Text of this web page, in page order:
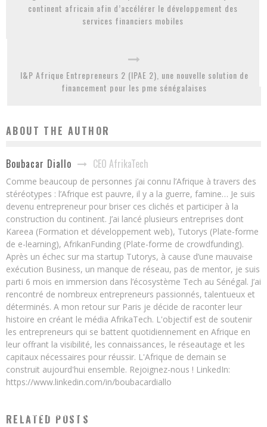
continent africain afin d’accélérer le développement des
services financiers mobiles
I&P Afrique Entrepreneurs 2 (IPAE 2), une nouvelle solution de
financement pour les pme sénégalaises
ABOUT THE AUTHOR
Boubacar Diallo CEO AfrikaTech
Comme beaucoup de personnes j’ai connu l’Afrique à travers des
stéréotypes : l’Afrique est pauvre, il y a la guerre, famine… Je suis
devenu entrepreneur pour briser ces clichés et participer à la
construction du continent. J’ai lancé plusieurs entreprises dont
Kareea (Formation et développement web), Tutorys (Plate-forme
de e-learning), AfrikanFunding (Plate-forme de crowdfunding).
Après un échec sur ma startup Tutorys, à cause d’une mauvaise
exécution Business, un manque de réseau, pas de mentor, je suis
parti 6 mois en immersion dans l’écosystème Tech au Sénégal. J’ai
rencontré de nombreux entrepreneurs passionnés, talentueux et
déterminés. A mon retour sur Paris je décide de raconter leur
histoire en créant le média AfrikaTech. L'objectif est de soutenir
les entrepreneurs qui se battent quotidiennement en Afrique en
leur offrant la visibilité, les connaissances, le réseautage et les
capitaux nécessaires pour réussir. L'Afrique de demain se
construit aujourd'hui ensemble. Rejoignez-nous ! LinkedIn:
https://www.linkedin.com/in/boubacardiallo
RELATED POSTS
SÉNÉGAL : LA BAD INVESTIT 70 MILLIONS D’EUROS DANS LA VILLE NUMÉRIQUE DE